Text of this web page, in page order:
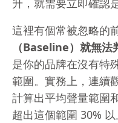
升，就需要立即確認
這裡有個常被忽略的
（Baseline）就無法
是你的品牌在沒有特
範圍。實務上，連續
計算出平均聲量範圍
超出這個範圍 30% 以